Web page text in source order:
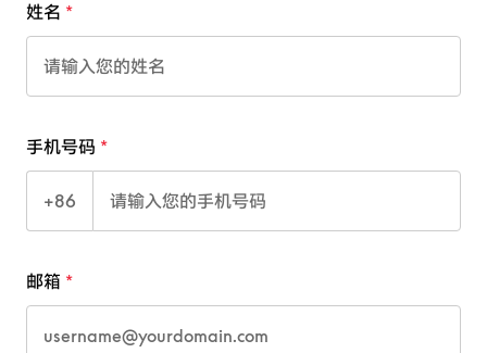
姓名
手机号码
+86
邮箱